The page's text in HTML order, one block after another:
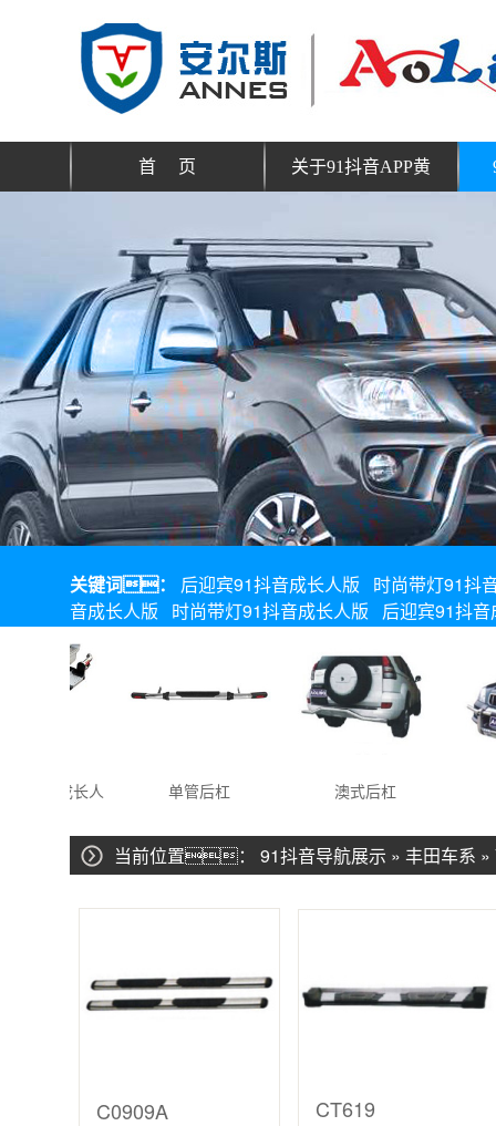
首 页 关于91抖音APP黄
关键词： 后迎宾91抖音成长人版
时尚带灯91抖
音成长人版
时尚带灯91抖音成长人版 后迎宾91抖
音成长人
单管后杠 澳式后杠
当前位置： 91抖音导航展示 » 丰田车系 »
C0909A CT619